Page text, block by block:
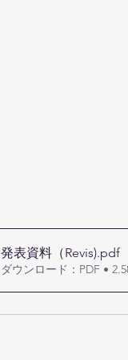
発表資料（Revis).pdf
ダウンロード：PDF •